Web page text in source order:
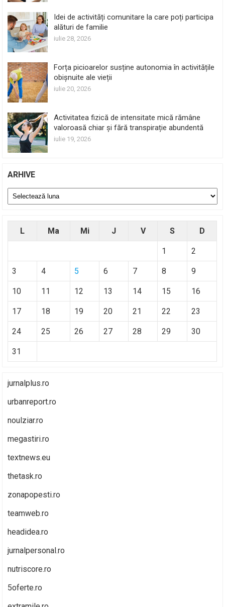
Idei de activități comunitare la care poți participa
alături de familie
iulie 28, 2026
Forța picioarelor susține autonomia în activitățile
obișnuite ale vieții
iulie 20, 2026
Activitatea fizică de intensitate mică rămâne
valoroasă chiar și fără transpirație abundentă
iulie 19, 2026
ARHIVE
Arhive
L Ma Mi J V S D
1 2
3 4 5 6 7 8 9
10 11 12 13 14 15 16
17 18 19 20 21 22 23
24 25 26 27 28 29 30
31
jurnalplus.ro
urbanreport.ro
noulziar.ro
megastiri.ro
textnews.eu
thetask.ro
zonapopesti.ro
teamweb.ro
headidea.ro
jurnalpersonal.ro
nutriscore.ro
5oferte.ro